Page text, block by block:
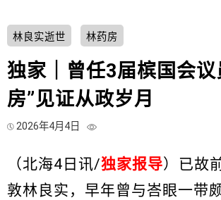
林良实逝世 林药房
独家｜曾任3届槟国会议
房”见证从政岁月
2026年4月4日
（北海4日讯/独家报导）已故
敦林良实，早年曾与峇眼一带